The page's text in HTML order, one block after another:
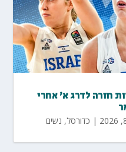
חזרה לדרג א' אחרי
| כדורסל, נשים